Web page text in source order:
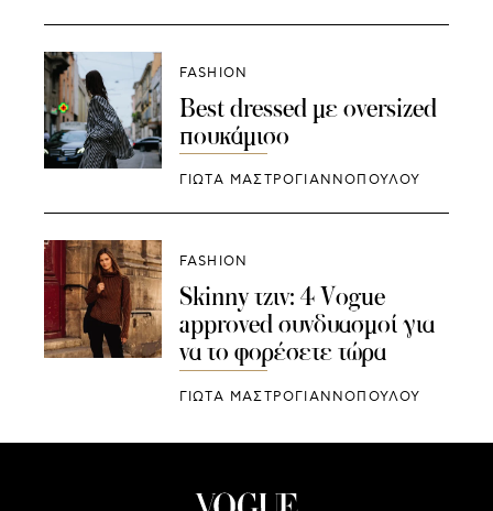
FASHION
Best dressed με oversized
πουκάμισο
ΓΙΩΤΑ ΜΑΣΤΡΟΓΙΑΝΝΟΠΟΥΛΟΥ
FASHION
Skinny τζιν: 4 Vogue
approved συνδυασμοί για
να το φορέσετε τώρα
ΓΙΩΤΑ ΜΑΣΤΡΟΓΙΑΝΝΟΠΟΥΛΟΥ